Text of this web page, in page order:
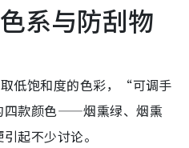
m
l
s
c
r
系与防刮物
低饱和度的色彩，“可调手
四款颜色——烟熏绿、烟熏
起不少讨论。